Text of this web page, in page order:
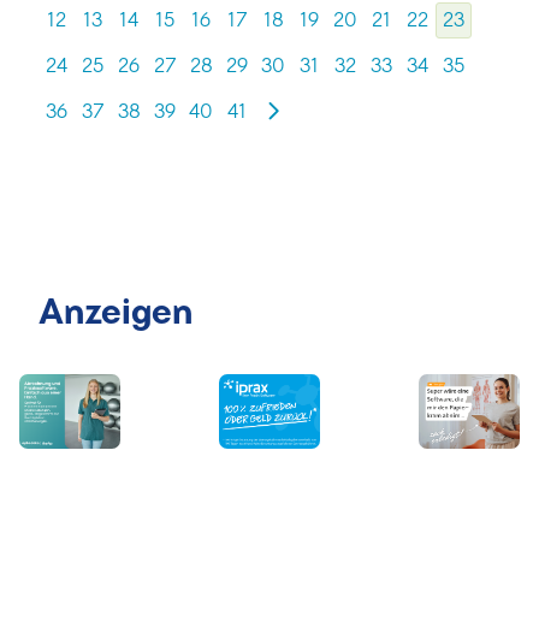
12 13 14 15 16 17 18 19 20 21 22 23
24 25 26 27 28 29 30 31 32 33 34 35
36 37 38 39 40 41
Anzeigen